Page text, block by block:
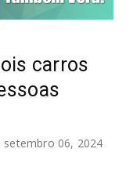
carros
setembro 06, 2024